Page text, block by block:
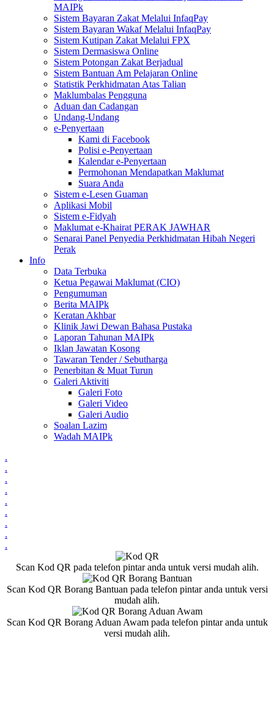
MAIPk
Sistem Bayaran Zakat Melalui InfaqPay
Sistem Bayaran Wakaf Melalui InfaqPay
Sistem Kutipan Zakat Melalui FPX
Sistem Dermasiswa Online
Sistem Potongan Zakat Berjadual
Sistem Bantuan Am Pelajaran Online
Statistik Perkhidmatan Atas Talian
Maklumbalas Pengguna
Aduan dan Cadangan
Undang-Undang
e-Penyertaan
Kami di Facebook
Polisi e-Penyertaan
Kalendar e-Penyertaan
Permohonan Mendapatkan Maklumat
Suara Anda
Sistem e-Lesen Guaman
Aplikasi Mobil
Sistem e-Fidyah
Maklumat e-Khairat PERAK JAWHAR
Senarai Panel Penyedia Perkhidmatan Hibah Negeri
Perak
Info
Data Terbuka
Ketua Pegawai Maklumat (CIO)
Pengumuman
Berita MAIPk
Keratan Akhbar
Klinik Jawi Dewan Bahasa Pustaka
Laporan Tahunan MAIPk
Iklan Jawatan Kosong
Tawaran Tender / Sebutharga
Penerbitan & Muat Turun
Galeri Aktiviti
Galeri Foto
Galeri Video
Galeri Audio
Soalan Lazim
Wadah MAIPk
.
.
.
.
.
.
.
.
.
Scan Kod QR pada telefon pintar anda untuk versi mudah alih.
Scan Kod QR Borang Bantuan pada telefon pintar anda untuk versi
mudah alih.
Scan Kod QR Borang Aduan Awam pada telefon pintar anda untuk
versi mudah alih.